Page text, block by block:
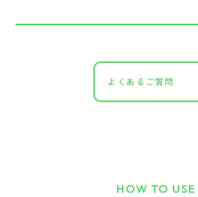
よくあるご質問
HOW TO USE